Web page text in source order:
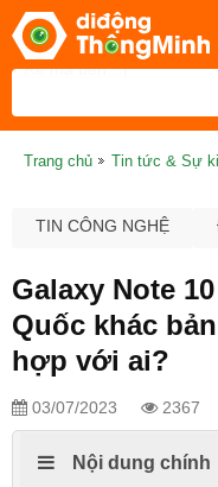
Trang chủ Tin tức & Sự
TIN CÔNG NGHỆ
Galaxy Note
Quốc khác
hợp với ai?
03/07/2023 2367
Nội dung chính